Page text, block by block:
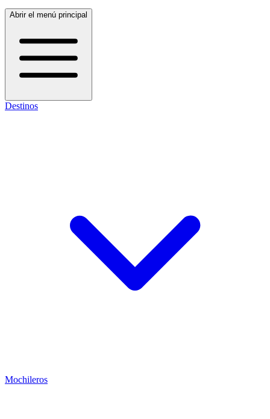
Abrir el menú principal
Destinos
Mochileros